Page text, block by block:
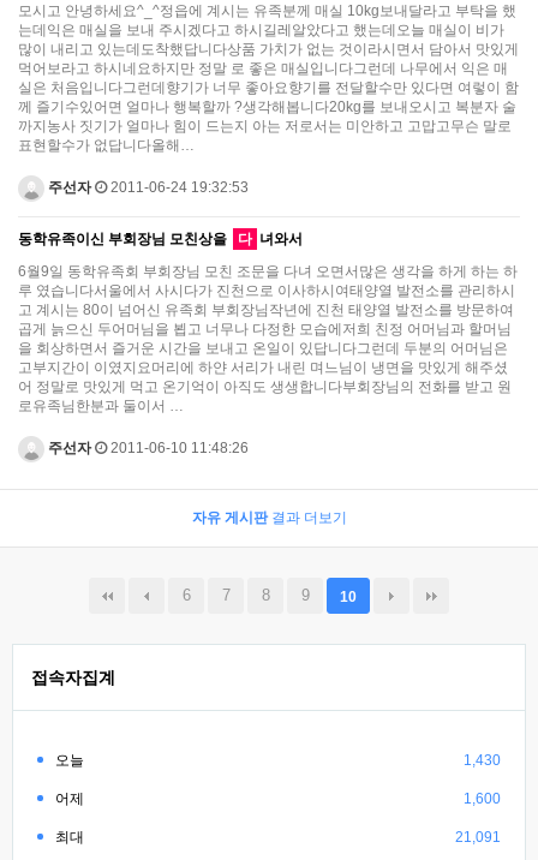
모시고 안녕하세요^_^정읍에 계시는 유족분께 매실 10kg보내달라고 부탁을 했
는데익은 매실을 보내 주시겠다고 하시길레알았다고 했는데오늘 매실이 비가
많이 내리고 있는데도착했답니다상품 가치가 없는 것이라시면서 담아서 맛있게
먹어보라고 하시네요하지만 정말 로 좋은 매실입니다그런데 나무에서 익은 매
실은 처음입니다그런데향기가 너무 좋아요향기를 전달할수만 있다면 여렇이 함
께 즐기수있어면 얼마나 행복할까 ?생각해봅니다20kg를 보내오시고 복분자 술
까지농사 짓기가 얼마나 힘이 드는지 아는 저로서는 미안하고 고맙고무슨 말로
표현할수가 없답니다올해…
주선자 2011-06-24 19:32:53
동학유족이신 부회장님 모친상을 다 녀와서
6월9일 동학유족회 부회장님 모친 조문을 다녀 오면서많은 생각을 하게 하는 하
루 였습니다서울에서 사시다가 진천으로 이사하시여태양열 발전소를 관리하시
고 계시는 80이 넘어신 유족회 부회장님작년에 진천 태양열 발전소를 방문하여
곱게 늙으신 두어머님을 뵙고 너무나 다정한 모습에저희 친정 어머님과 할머님
을 회상하면서 즐거운 시간을 보내고 온일이 있답니다그런데 두분의 어머님은
고부지간이 이였지요머리에 하얀 서리가 내린 며느님이 냉면을 맛있게 해주셨
어 정말로 맛있게 먹고 온기억이 아직도 생생합니다부회장님의 전화를 받고 원
로유족님한분과 둘이서 …
주선자 2011-06-10 11:48:26
자유 게시판결과 더보기
6 7 8 9 10
접속자집계
오늘 1,430
어제 1,600
최대 21,091